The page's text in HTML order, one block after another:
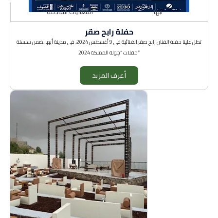
الفعاليات القادمة أبها
حفلة رابح صقر
تطل علينا حفلة الفنان رابح صقر الغنائية في 9 أغسطس 2024، في مدينة أبها ،ضمن سلسلة
حفلات “جولة المملكة 2024”
أعرف المزيد